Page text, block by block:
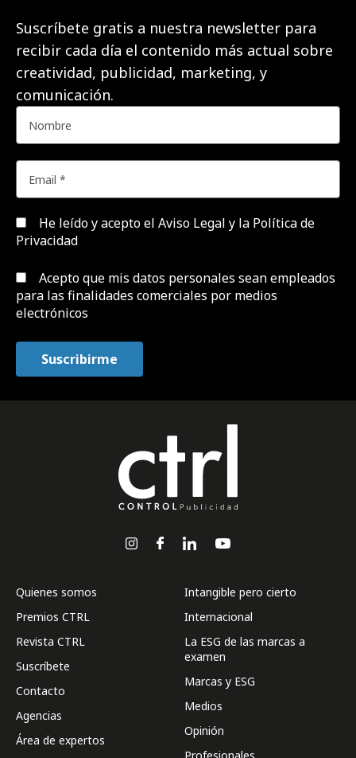
Suscríbete gratis a nuestra newsletter para
recibir cada día el contenido más actual sobre
creatividad, publicidad, marketing, y
comunicación.
He leído y acepto el Aviso Legal y la Política de
Privacidad
Acepto que mis datos personales sean empleados
para las finalidades comerciales por medios
electrónicos
Quienes somos
Premios CTRL
Revista CTRL
Suscríbete
Contacto
Agencias
Área de expertos
Intangible pero cierto
Internacional
La ESG de las marcas a
examen
Marcas y ESG
Medios
Opinión